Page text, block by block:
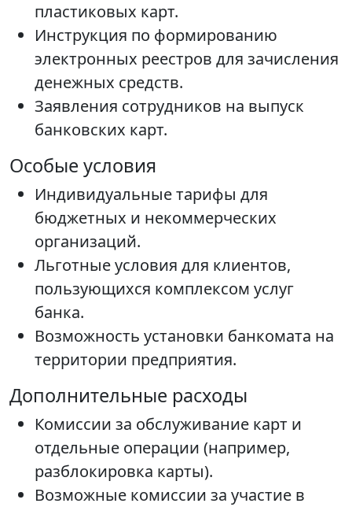
пластиковых карт.
Инструкция по формированию
электронных реестров для зачисления
денежных средств.
Заявления сотрудников на выпуск
банковских карт.
Особые условия
Индивидуальные тарифы для
бюджетных и некоммерческих
организаций.
Льготные условия для клиентов,
пользующихся комплексом услуг
банка.
Возможность установки банкомата на
территории предприятия.
Дополнительные расходы
Комиссии за обслуживание карт и
отдельные операции (например,
разблокировка карты).
Возможные комиссии за участие в